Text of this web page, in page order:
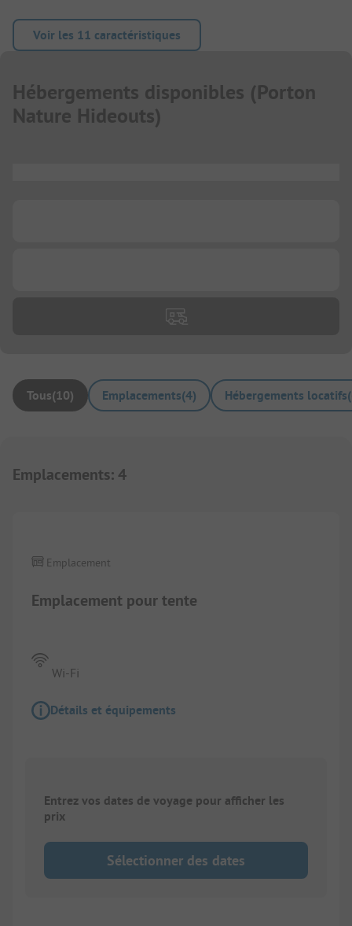
Voir les 11 caractéristiques
Hébergements disponibles (Porton
Nature Hideouts)
Tous(10) Emplacements(4) Hébergements locatifs(
Emplacements: 4
Emplacement pour tente
Emplacement
Wi-Fi
Détails et équipements
Entrez vos dates de voyage pour afficher les
prix
Sélectionner des dates